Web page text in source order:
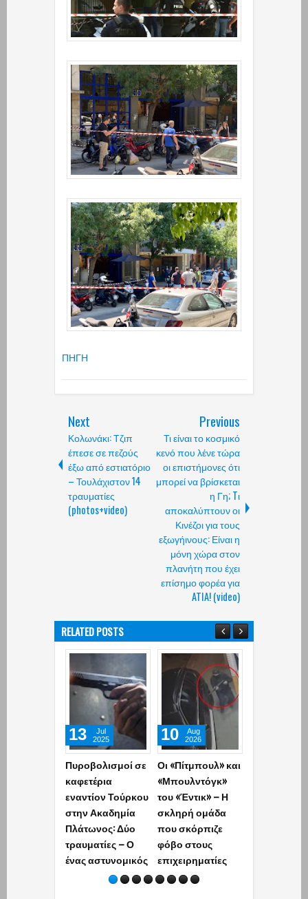
ΠΗΓΗ
Next
Κολωνάκι: Τζιπ
έπεσε σε πεζούς
έξω από εστιατόριο
– Τουλάχιστον 14
τραυματίες
(photos+video)
Previous
Τι είναι το κοσμικό
κενό που λένε τώρα
οι επιστήμονες ότι
μπορεί να βρίσκεται
η Γη; Tι
αποκαλύπτουν οι
Κινέζοι για τους
εξωγήινους: Είναι η
μόνη χώρα στον
πλανήτη που έχει
επίσημο φορέα για
ATIA! (video)
RELATED POSTS
Πυροβολισμοί σε
καφετέρια
εναντίον Τούρκου
στην Ακαδημία
Πλάτωνος: Δύο
τραυματίες – Ο
ένας αστυνομικός
13
Jul
2025
Οι «Πίτμπουλ» και
«Μπουλντόγκ»
του «Έντικ» – Η
σκληρή ομάδα
που σκόρπιζε
φόβο στους
επιχειρηματίες
10
Aug
2026